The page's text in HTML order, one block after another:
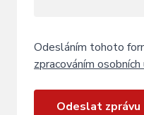
Odesláním tohoto
zpracováním osobních
Odeslat zprávu